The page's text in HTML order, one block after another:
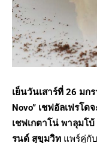
เย็นวันเสาร์ที่ 26 มก
Novo” เชฟอัลเฟรโด
เชฟเกตาโน่ พาลุมโ
รนด์ สุขุมวิท แพร์คู่กั